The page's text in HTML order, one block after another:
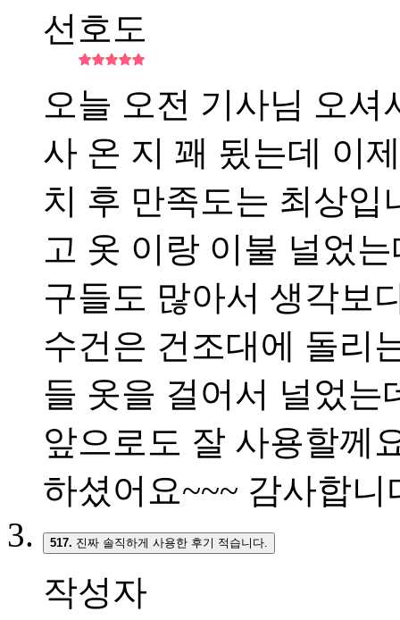
선호도
오늘 오전 기사님 오
사 온 지 꽤 됬는데 이
치 후 만족도는 최상
고 옷 이랑 이불 널었
구들도 많아서 생각보
수건은 건조대에 돌리
들 옷을 걸어서 널었
앞으로도 잘 사용할께
하셨어요~~~ 감사합니
517. 진짜 솔직하게 사용한 후기 적습니다.
작성자